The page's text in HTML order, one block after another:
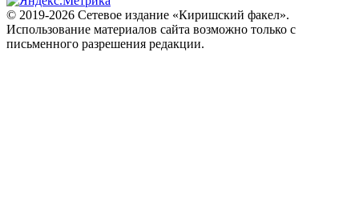
© 2019-2026 Сетевое издание «Киришский факел».
Использование материалов сайта возможно только с
письменного разрешения редакции.